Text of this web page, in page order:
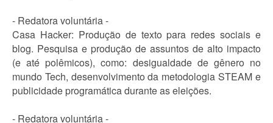
- Redatora voluntária -
Casa Hacker: Produção de texto para redes sociais e
blog. Pesquisa e produção de assuntos de alto impacto
(e até polêmicos), como: desigualdade de gênero no
mundo Tech, desenvolvimento da metodologia STEAM e
publicidade programática durante as eleições.
- Redatora voluntária -